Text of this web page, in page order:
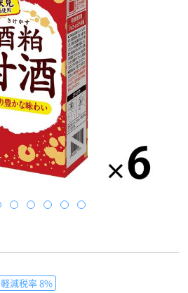
軽減税率 8%